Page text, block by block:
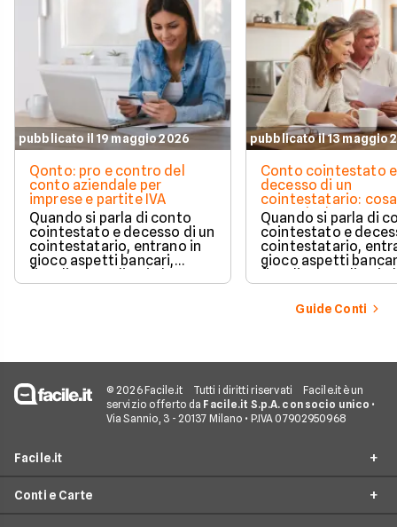
pubblicato il 19 maggio 2026
Qonto: pro e contro del
conto aziendale per
imprese e partite IVA
Quando si parla di conto
cointestato e decesso di un
cointestatario, entrano in
gioco aspetti bancari,
fiscali ed ereditari che
spesso generano
pubblicato il 13 maggio
Conto cointestato e
decesso di un
cointestatario: cosa
succede davvero
blocchi, quote e
successione
Quando si parla di
cointestato e
cointestatario,
gioco aspetti
fiscali ed ereditari
spesso generano
confusione.
Guide Conti
© 2026 Facile.it Tutti i diritti riservati
Facile.it è un
servizio offerto da Facile.it S.p.A. con socio unico •
Via Sannio, 3 - 20137 Milano • P.IVA 07902950968
Facile.it
Conti e Carte